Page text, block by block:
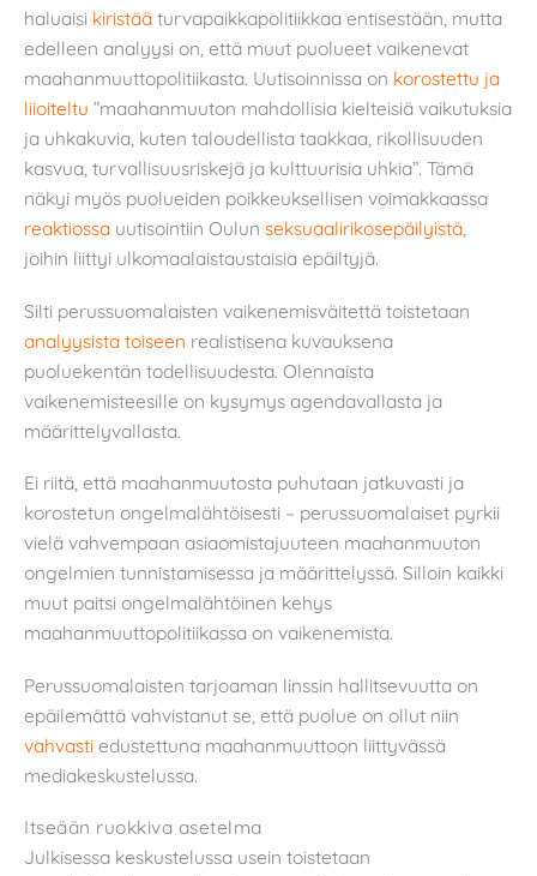
haluaisi kiristää turvapaikkapolitiikkaa entisestään, mutta
edelleen analyysi on, että muut puolueet vaikenevat
maahanmuuttopolitiikasta. Uutisoinnissa on korostettu ja
liioiteltu ”maahanmuuton mahdollisia kielteisiä vaikutuksia
ja uhkakuvia, kuten taloudellista taakkaa, rikollisuuden
kasvua, turvallisuusriskejä ja kulttuurisia uhkia”. Tämä
näkyi myös puolueiden poikkeuksellisen voimakkaassa
reaktiossa uutisointiin Oulun seksuaalirikosepäilyistä,
joihin liittyi ulkomaalaistaustaisia epäiltyjä.
Silti perussuomalaisten vaikenemisväitettä toistetaan
analyysista toiseen realistisena kuvauksena
puoluekentän todellisuudesta. Olennaista
vaikenemisteesille on kysymys agendavallasta ja
määrittelyvallasta.
Ei riitä, että maahanmuutosta puhutaan jatkuvasti ja
korostetun ongelmalähtöisesti – perussuomalaiset pyrkii
vielä vahvempaan asiaomistajuuteen maahanmuuton
ongelmien tunnistamisessa ja määrittelyssä. Silloin kaikki
muut paitsi ongelmalähtöinen kehys
maahanmuuttopolitiikassa on vaikenemista.
Perussuomalaisten tarjoaman linssin hallitsevuutta on
epäilemättä vahvistanut se, että puolue on ollut niin
vahvasti edustettuna maahanmuuttoon liittyvässä
mediakeskustelussa.
Itseään ruokkiva asetelma
Julkisessa keskustelussa usein toistetaan